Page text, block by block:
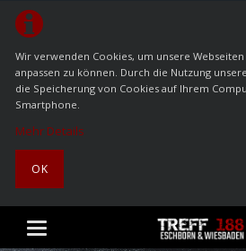
Wir verwenden Cookies, um unsere
anpassen zu können. Durch die Nutzung
die Speicherung von Cookies auf Ihrem
Smartphone.
Mehr Details
OK